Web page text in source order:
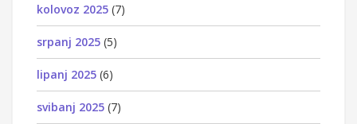
kolovoz 2025 (7)
srpanj 2025 (5)
lipanj 2025 (6)
svibanj 2025 (7)